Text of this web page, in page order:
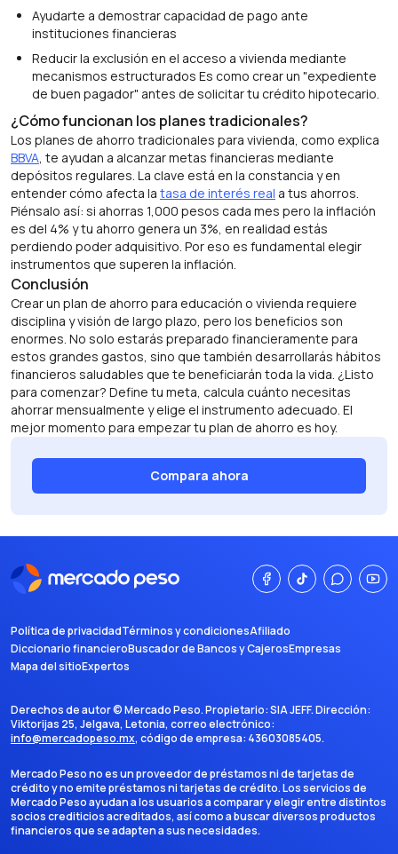
Ayudarte a demostrar capacidad de pago ante
instituciones financieras
Reducir la exclusión en el acceso a vivienda mediante
mecanismos estructurados Es como crear un "expediente
de buen pagador" antes de solicitar tu crédito hipotecario.
¿Cómo funcionan los planes tradicionales?
Los planes de ahorro tradicionales para vivienda, como explica
BBVA, te ayudan a alcanzar metas financieras mediante
depósitos regulares. La clave está en la constancia y en
entender cómo afecta la tasa de interés real a tus ahorros.
Piénsalo así: si ahorras 1,000 pesos cada mes pero la inflación
es del 4% y tu ahorro genera un 3%, en realidad estás
perdiendo poder adquisitivo. Por eso es fundamental elegir
instrumentos que superen la inflación.
Conclusión
Crear un plan de ahorro para educación o vivienda requiere
disciplina y visión de largo plazo, pero los beneficios son
enormes. No solo estarás preparado financieramente para
estos grandes gastos, sino que también desarrollarás hábitos
financieros saludables que te beneficiarán toda la vida. ¿Listo
para comenzar? Define tu meta, calcula cuánto necesitas
ahorrar mensualmente y elige el instrumento adecuado. El
mejor momento para empezar tu plan de ahorro es hoy.
Compara ahora
Política de privacidadTérminos y condicionesAfiliado
Diccionario financieroBuscador de Bancos y CajerosEmpresas
Mapa del sitioExpertos
Derechos de autor ©Mercado Peso. Propietario:SIA JEFF. Dirección:
Viktorijas 25, Jelgava, Letonia, correo electrónico:
info@mercadopeso.mx, código de empresa: 43603085405.
Mercado Peso no es un proveedor de préstamos ni de tarjetas de
crédito y no emite préstamos ni tarjetas de crédito. Los servicios de
Mercado Peso ayudan a los usuarios a comparar y elegir entre distintos
socios crediticios acreditados, así como a buscar diversos productos
financieros que se adapten a sus necesidades.